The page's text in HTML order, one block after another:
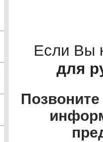
Если Вы
для